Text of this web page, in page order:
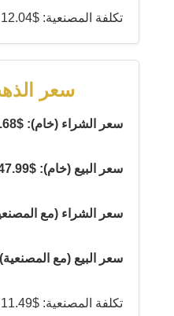
تكلفة المصنعية: $12.04
سعر الذهب
سعر الشراء (خام): $143.68
سعر البيع (خام): $147.99
سعر الشراء (مع المصنعية):
سعر البيع (مع المصنعية):
تكلفة المصنعية: $11.49